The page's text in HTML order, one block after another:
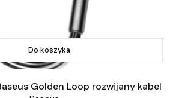
Do koszyka
Golden Loop rozwijany kabel